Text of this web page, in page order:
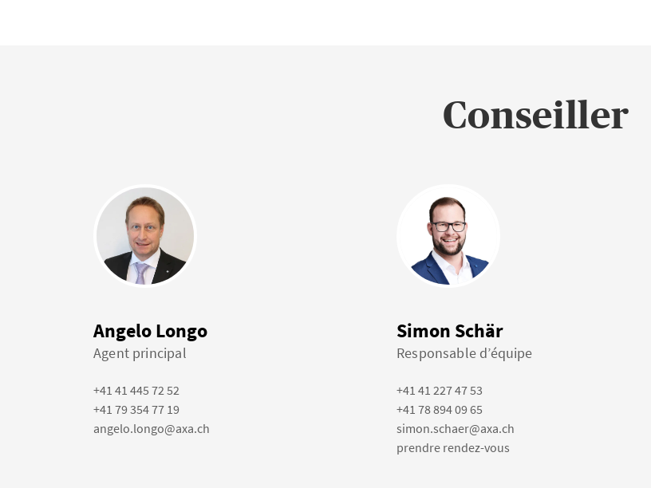
Conseiller
Angelo Longo
Agent principal
+41 41 445 72 52
+41 79 354 77 19
angelo.longo@axa.ch
Simon Schär
Responsable d’équipe
+41 41 227 47 53
+41 78 894 09 65
simon.schaer@axa.ch
prendre rendez-vous